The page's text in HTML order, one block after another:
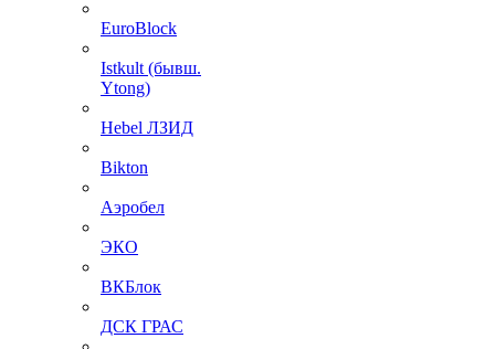
EuroBlock
Istkult (бывш.
Ytong)
Hebel ЛЗИД
Bikton
Аэробел
ЭКО
ВКБлок
ДСК ГРАС